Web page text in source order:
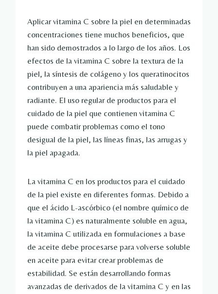
Aplicar vitamina C sobre la piel en determinadas
concentraciones tiene muchos beneficios, que
han sido demostrados a lo largo de los años. Los
efectos de la vitamina C sobre la textura de la
piel, la síntesis de colágeno y los queratinocitos
contribuyen a una apariencia más saludable y
radiante. El uso regular de productos para el
cuidado de la piel que contienen vitamina C
puede combatir problemas como el tono
desigual de la piel, las líneas finas, las arrugas y
la piel apagada.
La vitamina C en los productos para el cuidado
de la piel existe en diferentes formas. Debido a
que el ácido L-ascórbico (el nombre químico de
la vitamina C) es naturalmente soluble en agua,
la vitamina C utilizada en formulaciones a base
de aceite debe procesarse para volverse soluble
en aceite para evitar crear problemas de
estabilidad. Se están desarrollando formas
avanzadas de derivados de la vitamina C y en las